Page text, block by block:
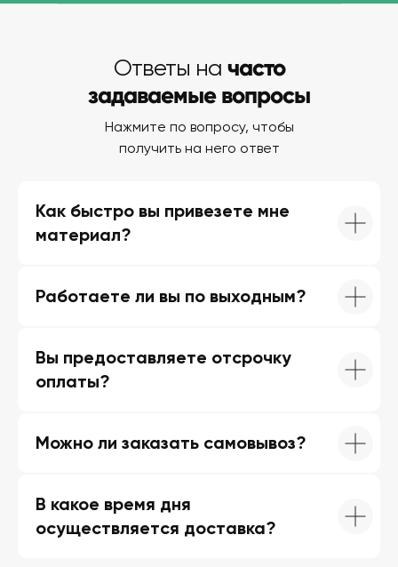
Ответы на часто
задаваемые вопросы
Нажмите по вопросу, чтобы
получить на него ответ
Как быстро вы привезете мне
материал?
Работаете ли вы по выходным?
Вы предоставляете отсрочку
оплаты?
Можно ли заказать самовывоз?
В какое время дня
осуществляется доставка?